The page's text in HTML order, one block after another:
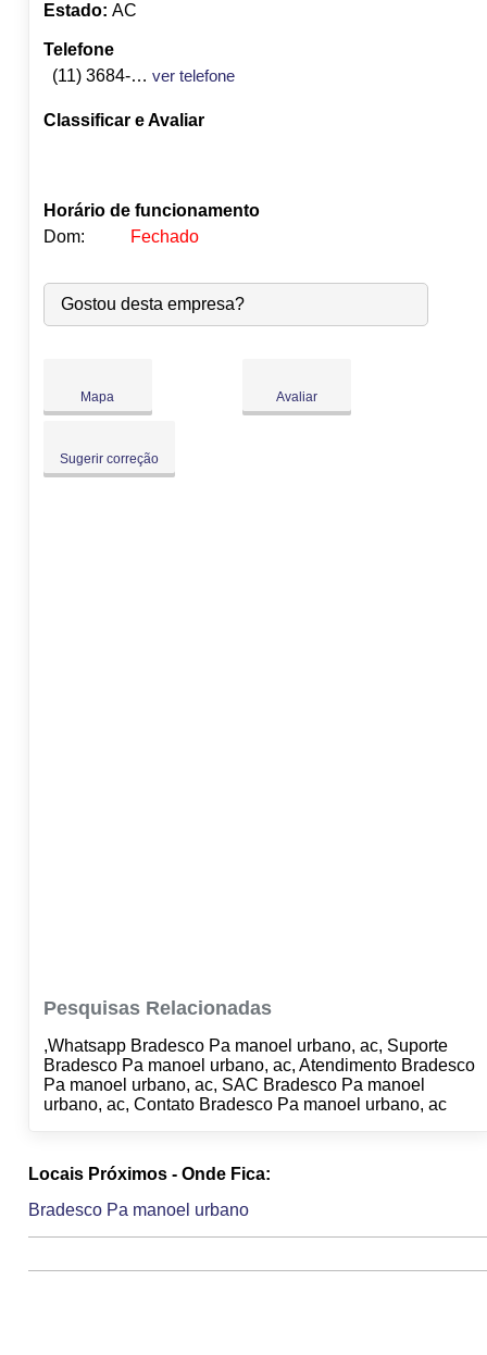
Estado: AC
Telefone
(11) 3684-4621
ver telefone
Classificar e Avaliar
Horário de funcionamento
Dom:
Fechado
Seg: 09:00-18:00
Ter:
09:00-18:00
Qua:
09:00-18:00
Sáb:
Fechado
Gostou desta empresa?
Mapa Avaliar
Sugerir correção
Pesquisas Relacionadas
,Whatsapp Bradesco Pa manoel urbano, ac, Suporte
Bradesco Pa manoel urbano, ac, Atendimento Bradesco
Pa manoel urbano, ac, SAC Bradesco Pa manoel
urbano, ac, Contato Bradesco Pa manoel urbano, ac
Locais Próximos - Onde Fica:
Bradesco Pa manoel urbano